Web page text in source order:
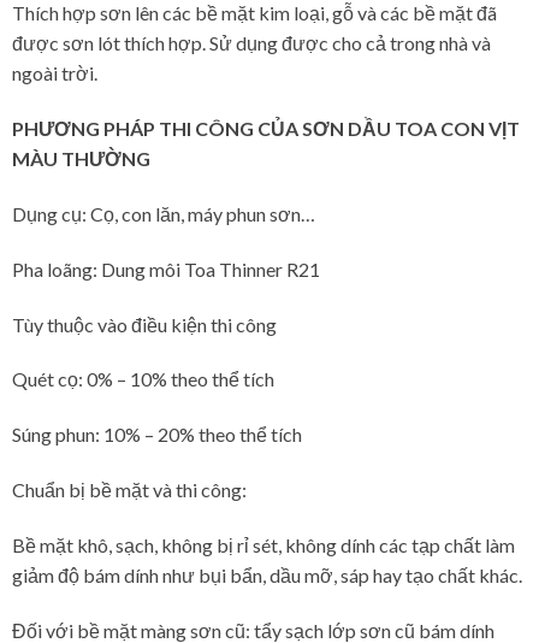
Thích hợp sơn lên các bề mặt kim loại, gỗ và các bề mặt đã
được sơn lót thích hợp. Sử dụng được cho cả trong nhà và
ngoài trời.
PHƯƠNG PHÁP THI CÔNG CỦA SƠN DẦU TOA CON VỊT
MÀU THƯỜNG
Dụng cụ: Cọ, con lăn, máy phun sơn…
Pha loãng: Dung môi Toa Thinner R21
Tùy thuộc vào điều kiện thi công
Quét cọ: 0% – 10% theo thể tích
Súng phun: 10% – 20% theo thể tích
Chuẩn bị bề mặt và thi công:
Bề mặt khô, sạch, không bị rỉ sét, không dính các tạp chất làm
giảm độ bám dính như bụi bẩn, dầu mỡ, sáp hay tạo chất khác.
Đối với bề mặt màng sơn cũ: tẩy sạch lớp sơn cũ bám dính